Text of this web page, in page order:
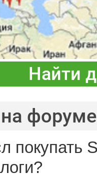
Найти
форуме
покупать